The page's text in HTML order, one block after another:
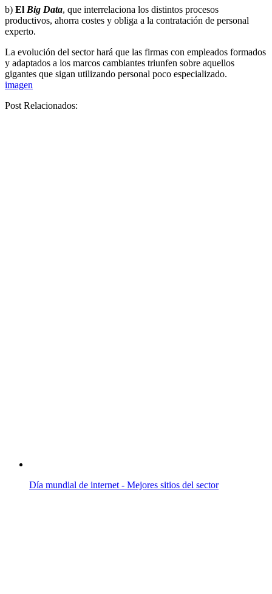
b) El Big Data, que interrelaciona los distintos procesos
productivos, ahorra costes y obliga a la contratación de personal
experto.
La evolución del sector hará que las firmas con empleados formados
y adaptados a los marcos cambiantes triunfen sobre aquellos
gigantes que sigan utilizando personal poco especializado.
imagen
Post Relacionados:
Día mundial de internet - Mejores sitios del sector